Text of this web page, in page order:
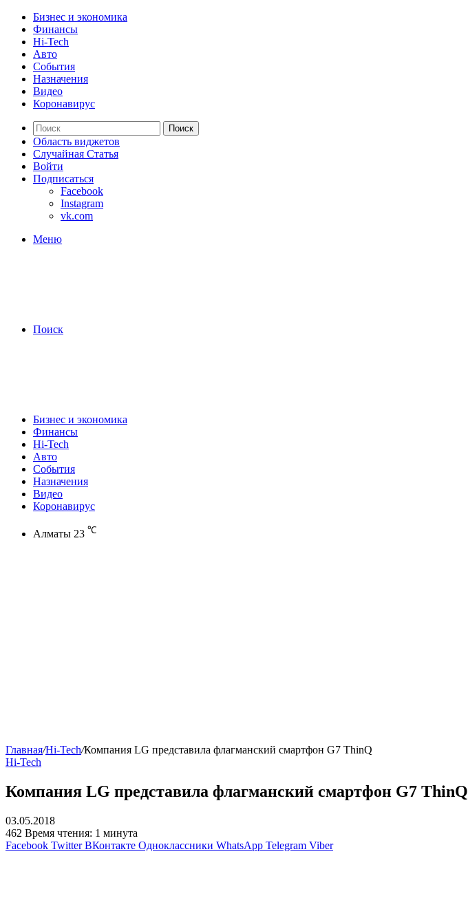
Бизнес и экономика
Финансы
Hi-Tech
Авто
События
Назначения
Видео
Коронавирус
Поиск
Область виджетов
Случайная Статья
Войти
Подписаться
Facebook
Instagram
vk.com
Меню
Поиск
Бизнес и экономика
Финансы
Hi-Tech
Авто
События
Назначения
Видео
Коронавирус
Алматы 23 ℃
Главная/Hi-Tech/Компания LG представила флагманский смартфон G7 ThinQ
Hi-Tech
Компания LG представила флагманский смартфон G7 ThinQ
03.05.2018
462 Время чтения: 1 минута
Facebook Twitter ВКонтакте Одноклассники WhatsApp Telegram Viber